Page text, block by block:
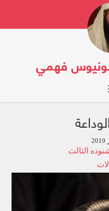
فهمي
Toggle
شنوده الثالث